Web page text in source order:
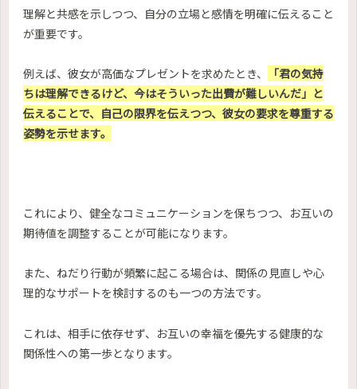
理解と共感を示しつつ、自分の立場と感情を明確に伝えること
が重要です。
例えば、彼女が高価なプレゼントを求めたとき、
「君の気持
ちは理解できるけど、今はそういった出費が難しいんだ」と
伝えることで、自己の限界を伝えつつ、彼女の要求を尊重する
姿勢を示せます。
これにより、健全なコミュニケーションを保ちつつ、お互いの
期待値を調整することが可能になります。
また、ねだり行動が頻繁に起こる場合は、関係の見直しや心
理的なサポートを検討するのも一つの方法です。
これは、相手に依存せず、お互いの幸福を優先する健康的な
関係性への第一歩となります。